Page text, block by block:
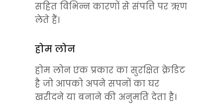
सहित विभिन्न कारणों से संपत्ति पर ऋण
लेते हैं।
होम लोन
होम लोन एक प्रकार का सुरक्षित क्रेडिट
है जो आपको अपने सपनों का घर
खरीदने या बनाने की अनुमति देता है।